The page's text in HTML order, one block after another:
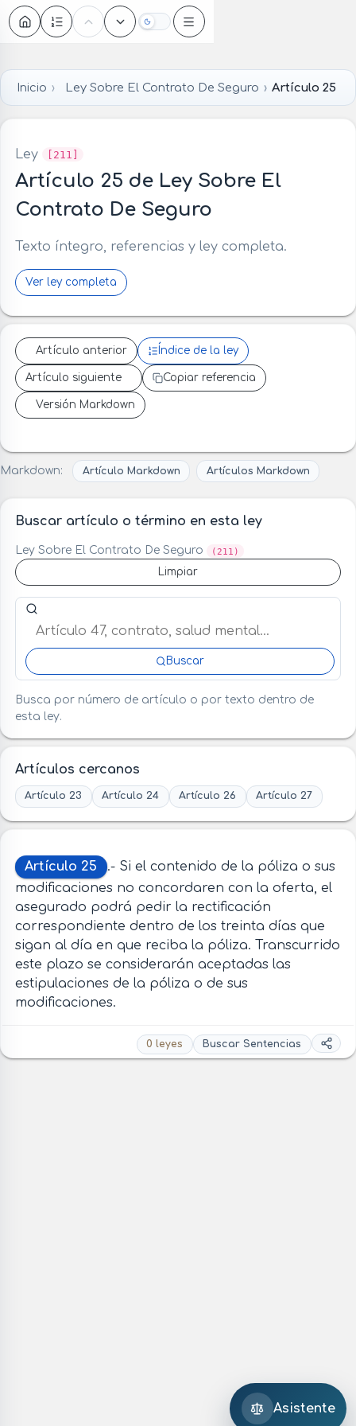
Oscuro
Inicio Ley Sobre El Contrato De Seguro Artículo 25
Ley [211]
Artículo 25 de Ley Sobre El
Contrato De Seguro
Texto íntegro, referencias y ley completa.
Ver ley completa
Artículo anterior Índice de la ley
Artículo siguiente Copiar referencia
Versión Markdown
Markdown: Artículo Markdown Artículos Markdown
Buscar artículo o término en esta ley
Ley Sobre El Contrato De Seguro (211)
Limpiar
Buscar artículo o término en esta ley
Buscar
Busca por número de artículo o por texto dentro de
esta ley.
Artículos cercanos
Artículo 23 Artículo 24 Artículo 26 Artículo 27
Artículo 25
.- Si el contenido de la póliza o sus
modificaciones no concordaren con la oferta, el
asegurado podrá pedir la rectificación
correspondiente dentro de los treinta días que
sigan al día en que reciba la póliza. Transcurrido
este plazo se considerarán aceptadas las
estipulaciones de la póliza o de sus
modificaciones.
0 leyes Buscar Sentencias
Asistente